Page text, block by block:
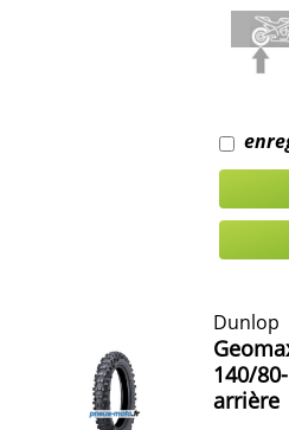
Dunlop
140/
arrière